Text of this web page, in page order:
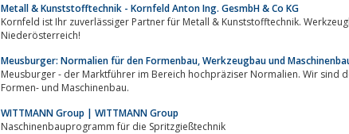
Metall & Kunststofftechnik - Kornfeld Anton Ing. GesmbH & Co KG
Kornfeld ist Ihr zuverlässiger Partner für Metall & Kunststofftechnik.
Niederösterreich!
Meusburger: Normalien für den Formenbau, Werkzeugbau und
Meusburger - der Marktführer im Bereich hochpräziser Normalien. Wir sind
Formen- und Maschinenbau.
WITTMANN Group | WITTMANN Group
Naschinenbauprogramm für die Spritzgießtechnik